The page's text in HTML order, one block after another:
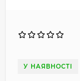
У НАЯВНОСТІ